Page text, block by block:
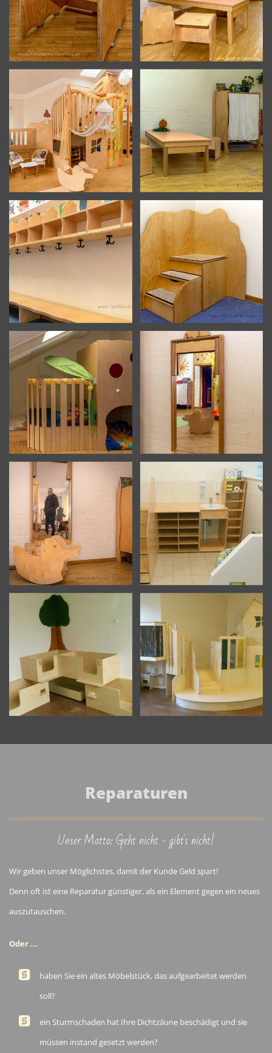
Reparaturen
Unser Motto: Geht nicht - gibt's nicht!
Wir geben unser Möglichstes, damit der Kunde Geld spart!
Denn oft ist eine Reparatur günstiger, als ein Element gegen ein neues
auszutauschen.
Oder ...
haben Sie ein altes Möbelstück, das aufgearbeitet werden
soll?
ein Sturmschaden hat Ihre Dichtzäune beschädigt und sie
müssen instand gesetzt werden?